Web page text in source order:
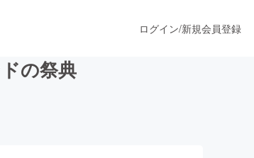
ログイン/新規会員登録
の祭典